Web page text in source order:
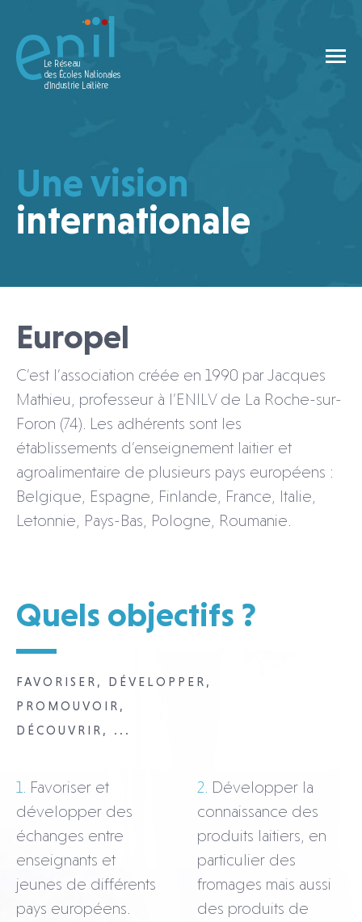
Une vision
internationale
Europel
C’est l’association créée en 1990 par Jacques
Mathieu, professeur à l’ENILV de La Roche-sur-
Foron (74). Les adhérents sont les
établissements d’enseignement laitier et
agroalimentaire de plusieurs pays européens :
Belgique, Espagne, Finlande, France, Italie,
Letonnie, Pays-Bas, Pologne, Roumanie.
Quels objectifs ?
FAVORISER, DÉVELOPPER,
PROMOUVOIR,
DÉCOUVRIR, ...
1 Favoriser et
développer des
échanges entre
enseignants et
jeunes de différents
pays européens.
2 Développer la
connaissance des
produits laitiers, en
particulier des
fromages mais aussi
des produits de